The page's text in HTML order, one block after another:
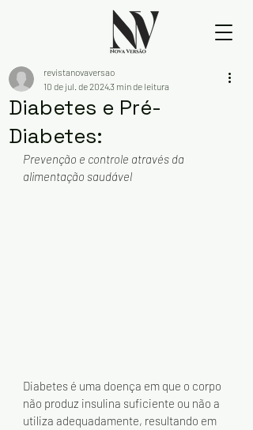
Diabetes e Pré-
Diabetes:
revistanovaversao
10 de jul. de 20243 min de leitura
Prevenção e controle através da
alimentação saudável
Diabetes é uma doença em que o corpo
não produz insulina suficiente ou não a
utiliza adequadamente, resultando em